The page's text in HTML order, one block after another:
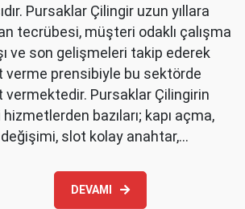
Pursaklar Çilingir uzun yıllara
tecrübesi, müşteri odaklı çalışma
ve son gelişmeleri takip ederek
verme prensibiyle bu sektörde
vermektedir. Pursaklar Çilingirin
bazıları; kapı açma,
slot kolay anahtar,…
DEVAMI